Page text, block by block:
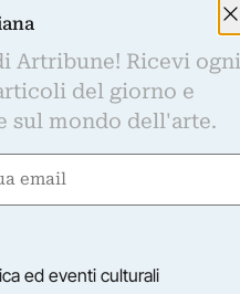
Artribune! Ricevi ogni
del giorno e
sul mondo dell'arte.
ed eventi culturali